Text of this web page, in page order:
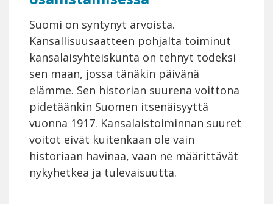
Suomi on syntynyt arvoista.
Kansallisuusaatteen pohjalta toiminut
kansalaisyhteiskunta on tehnyt todeksi
sen maan, jossa tänäkin päivänä
elämme. Sen historian suurena voittona
pidetäänkin Suomen itsenäisyyttä
vuonna 1917. Kansalaistoiminnan suuret
voitot eivät kuitenkaan ole vain
historiaan havinaa, vaan ne määrittävät
nykyhetkeä ja tulevaisuutta.